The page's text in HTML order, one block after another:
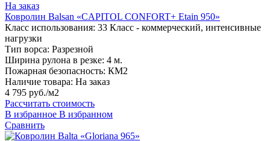
На заказ
Ковролин Balsan «CAPITOL CONFORT+ Etain 950»
Класс использования: 33 Класс - коммерческий, интенсивные
нагрузки
Тип ворса: Разрезной
Ширина рулона в резке: 4 м.
Пожарная безопасность: КМ2
Наличие товара: На заказ
4 795 руб./м2
Рассчитать стоимость
В избранное В избранном
Сравнить